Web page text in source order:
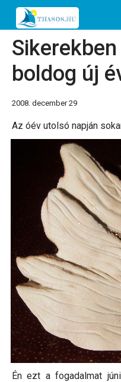
boldog új
2008. december 29
Az óév utolsó napján
Én ezt a fogadalmat